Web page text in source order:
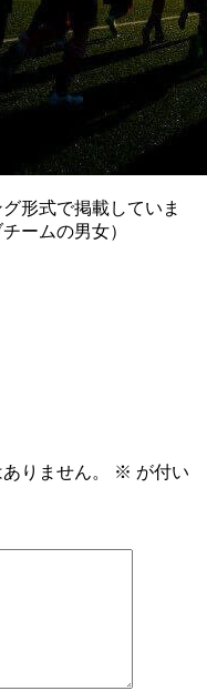
形式で掲載していま
ームの男女）
りません。 ※ が付い